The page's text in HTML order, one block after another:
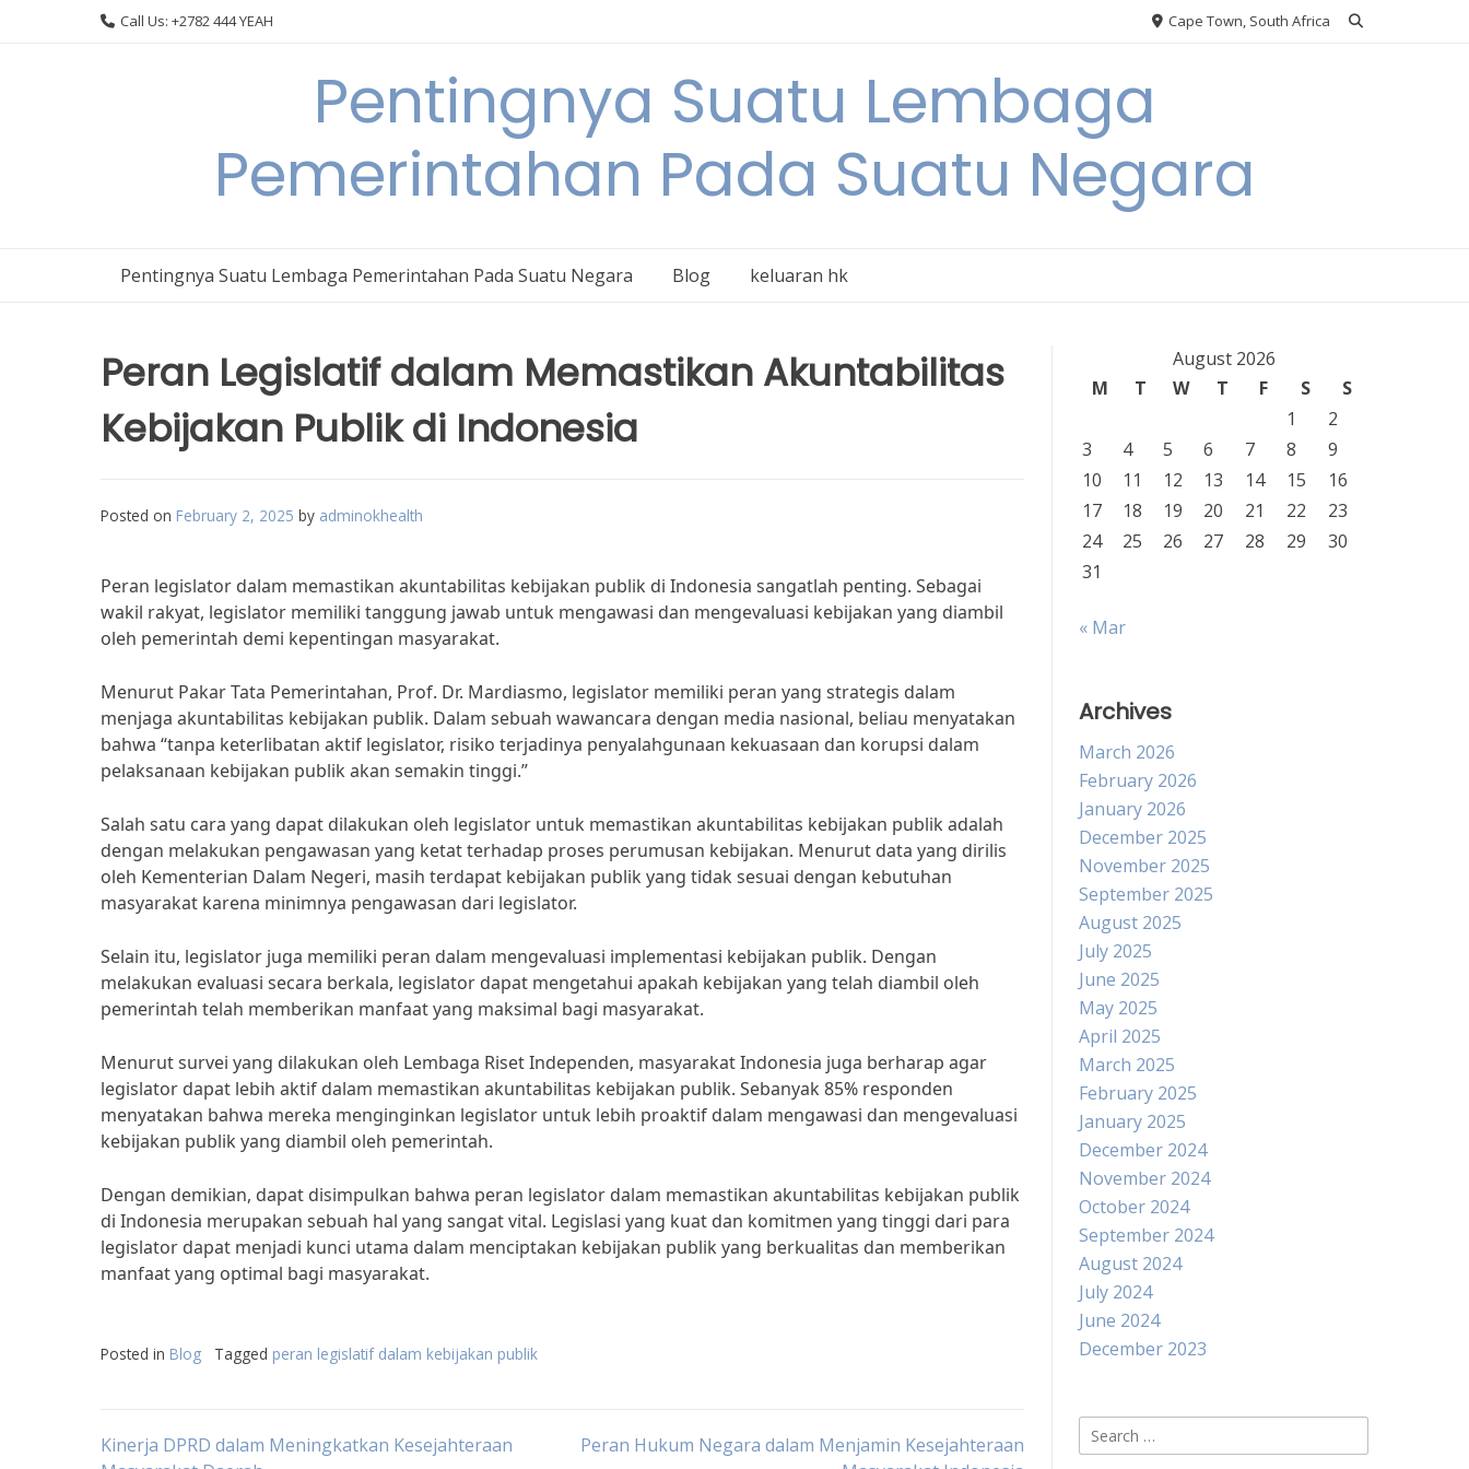
Call Us: +2782 444 YEAH Cape Town, South Africa
Pentingnya Suatu Lembaga
Pemerintahan Pada Suatu Negara
Pentingnya Suatu Lembaga Pemerintahan Pada Suatu Negara Blog keluaran hk
Peran Legislatif dalam Memastikan Akuntabilitas
Kebijakan Publik di Indonesia
Posted on February 2, 2025 by adminokhealth
Peran legislator dalam memastikan akuntabilitas kebijakan publik di Indonesia sangatlah penting. Sebagai
wakil rakyat, legislator memiliki tanggung jawab untuk mengawasi dan mengevaluasi kebijakan yang diambil
oleh pemerintah demi kepentingan masyarakat.
Menurut Pakar Tata Pemerintahan, Prof. Dr. Mardiasmo, legislator memiliki peran yang strategis dalam
menjaga akuntabilitas kebijakan publik. Dalam sebuah wawancara dengan media nasional, beliau menyatakan
bahwa “tanpa keterlibatan aktif legislator, risiko terjadinya penyalahgunaan kekuasaan dan korupsi dalam
pelaksanaan kebijakan publik akan semakin tinggi.”
Salah satu cara yang dapat dilakukan oleh legislator untuk memastikan akuntabilitas kebijakan publik adalah
dengan melakukan pengawasan yang ketat terhadap proses perumusan kebijakan. Menurut data yang dirilis
oleh Kementerian Dalam Negeri, masih terdapat kebijakan publik yang tidak sesuai dengan kebutuhan
masyarakat karena minimnya pengawasan dari legislator.
Selain itu, legislator juga memiliki peran dalam mengevaluasi implementasi kebijakan publik. Dengan
melakukan evaluasi secara berkala, legislator dapat mengetahui apakah kebijakan yang telah diambil oleh
pemerintah telah memberikan manfaat yang maksimal bagi masyarakat.
Menurut survei yang dilakukan oleh Lembaga Riset Independen, masyarakat Indonesia juga berharap agar
legislator dapat lebih aktif dalam memastikan akuntabilitas kebijakan publik. Sebanyak 85% responden
menyatakan bahwa mereka menginginkan legislator untuk lebih proaktif dalam mengawasi dan mengevaluasi
kebijakan publik yang diambil oleh pemerintah.
Dengan demikian, dapat disimpulkan bahwa peran legislator dalam memastikan akuntabilitas kebijakan publik
di Indonesia merupakan sebuah hal yang sangat vital. Legislasi yang kuat dan komitmen yang tinggi dari para
legislator dapat menjadi kunci utama dalam menciptakan kebijakan publik yang berkualitas dan memberikan
manfaat yang optimal bagi masyarakat.
Posted in Blog Tagged peran legislatif dalam kebijakan publik
Post
Kinerja DPRD dalam Meningkatkan Kesejahteraan
Peran Hukum Negara dalam Menjamin Kesejahteraan
August 2026
M
T W T F S
S
1
2
3
4 5 6 7 8
9
10
11 12 13 14 15
16
17
18 19 20 21 22
23
24
25 26 27 28 29
30
31
« Mar
Archives
March 2026
February 2026
January 2026
December 2025
November 2025
September 2025
August 2025
July 2025
June 2025
May 2025
April 2025
March 2025
February 2025
January 2025
December 2024
November 2024
October 2024
September 2024
August 2024
July 2024
June 2024
December 2023
Search
for: